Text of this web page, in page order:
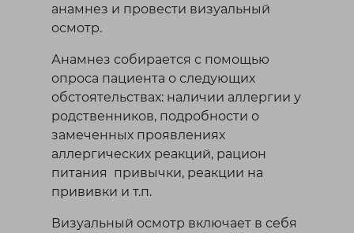
анамнез и провести визуальный
осмотр.
Анамнез собирается с помощью
опроса пациента о следующих
обстоятельствах: наличии аллергии у
родственников, подробности о
замеченных проявлениях
аллергических реакций, рацион
питания привычки, реакции на
прививки и т.п.
Визуальный осмотр включает в себя